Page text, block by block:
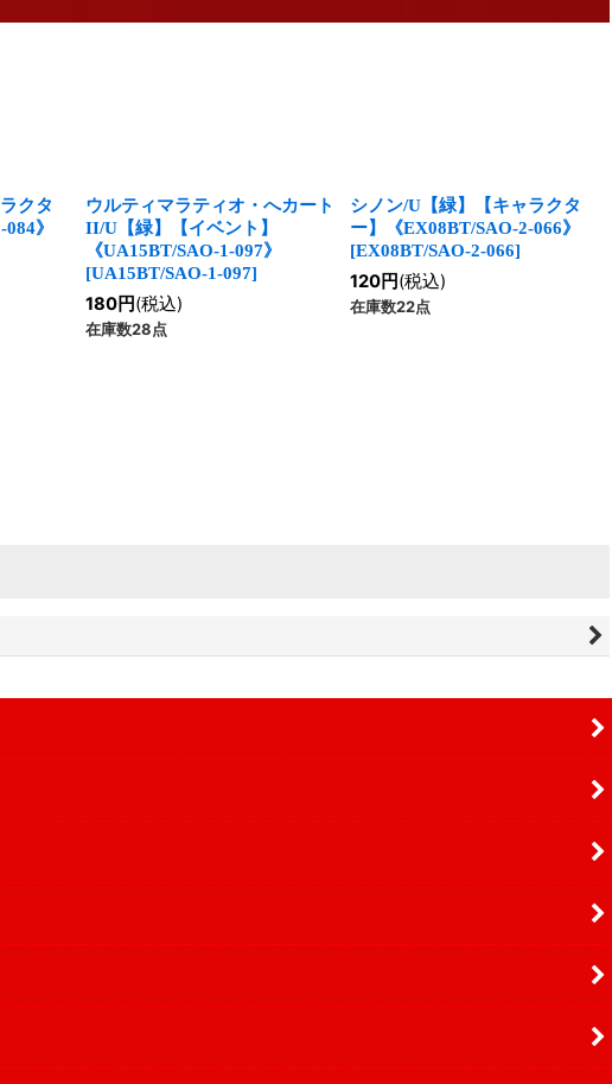
クタ
》
ウルティマラティオ・へカート
II/U【緑】【イベント】
《UA15BT/SAO-1-097》
[UA15BT/SAO-1-097]
180円(税込)
在庫数28点
シノン/U【緑】【キャラクタ
ー】《EX08BT/SAO-2-066》
[EX08BT/SAO-2-066]
120円(税込)
在庫数22点